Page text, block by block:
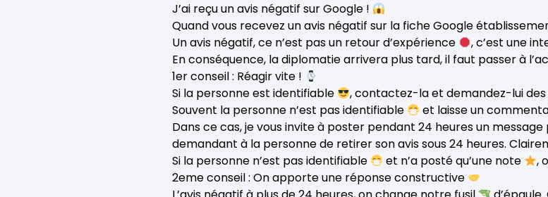
J’ai reçu un avis négatif sur Google !
Quand vous recevez un avis négatif sur la fiche Google
Un avis négatif, ce n’est pas un retour d’expérience
, c’est une
En conséquence, la diplomatie arrivera plus tard, il faut passer à
1er conseil : Réagir vite !
Si la personne est identifiable
, contactez-la et demandez-lui
Souvent la personne n’est pas identifiable
et laisse un
Dans ce cas, je vous invite à poster pendant 24 heures un
demandant à la personne de retirer son avis sous 24 heures.
Si la personne n’est pas identifiable
et n’a posté qu’une note
,
2eme conseil : On apporte une réponse constructive